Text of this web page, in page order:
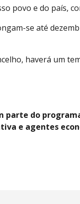
povo e do país,
se até
haverá um
do
e agentes